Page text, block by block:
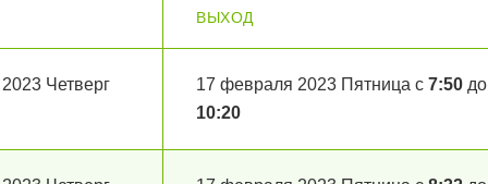
ВЫХОД
Четверг
17 февраля 2023 Пятница с 7:50 до
10:20